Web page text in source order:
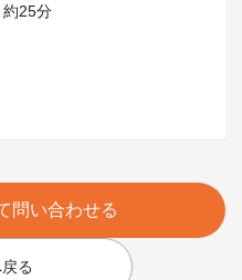
約25分
る
問い合わせる